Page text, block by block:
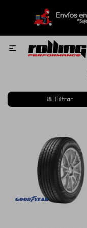

Nuevo!
Lubricantes
Aditivos